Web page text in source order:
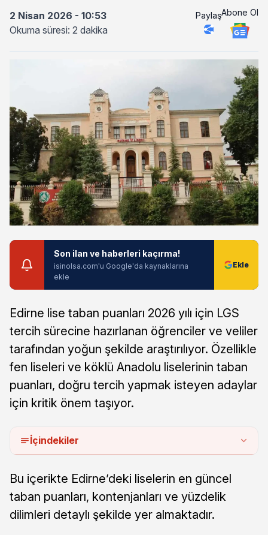
2 Nisan 2026 - 10:53
Okuma süresi: 2 dakika
PaylaşAbone Ol
Son ilan ve haberleri kaçırma!
isinolsa.com'u Google'da kaynaklarına
ekle
Edirne lise taban puanları 2026 yılı için LGS
tercih sürecine hazırlanan öğrenciler ve veliler
tarafından yoğun şekilde araştırılıyor. Özellikle
fen liseleri ve köklü Anadolu liselerinin taban
puanları, doğru tercih yapmak isteyen adaylar
için kritik önem taşıyor.
İçindekiler
Bu içerikte Edirne’deki liselerin en güncel
taban puanları, kontenjanları ve yüzdelik
dilimleri detaylı şekilde yer almaktadır.